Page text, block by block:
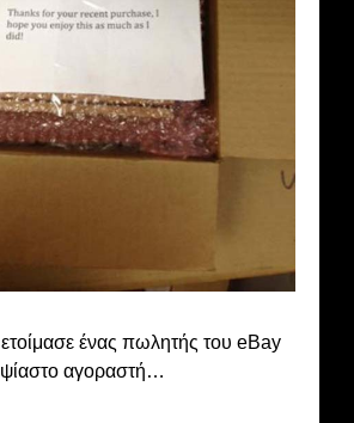
ετοίμασε ένας πωλητής του eBay
αγοραστή…